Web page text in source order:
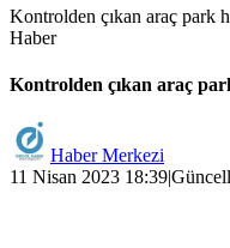
Kontrolden çıkan araç park
Haber
Kontrolden çıkan araç
Haber Merkezi
11 Nisan 2023 18:39|